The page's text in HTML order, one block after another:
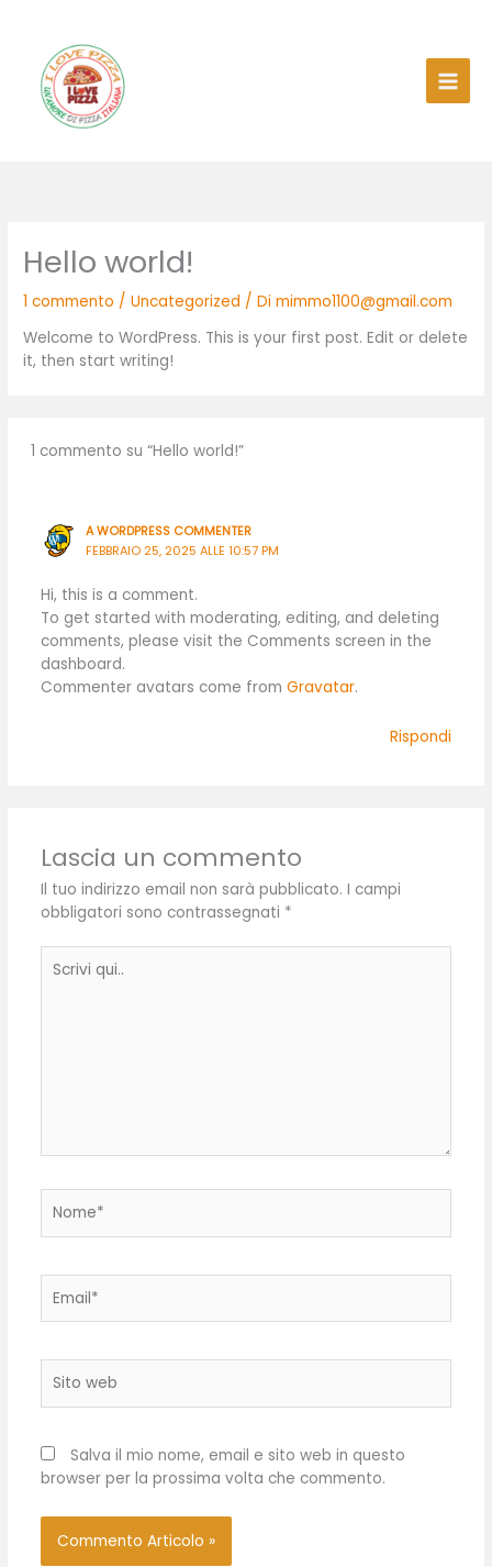
contenuto
Hello world!
1 commento /Uncategorized / Dimimmo1100@gmail.com
Welcome to WordPress. This is your first post. Edit or delete
it, then start writing!
1 commento su “Hello world!”
A WORDPRESS COMMENTER
FEBBRAIO 25, 2025 ALLE 10:57 PM
Hi, this is a comment.
To get started with moderating, editing, and deleting
comments, please visit the Comments screen in the
dashboard.
Commenter avatars come from Gravatar.
Rispondi
Lascia un commento
Il tuo indirizzo email non sarà pubblicato. I campi
obbligatori sono contrassegnati *
qui..
web
Salva il mio nome, email e sito web in questo
browser per la prossima volta che commento.